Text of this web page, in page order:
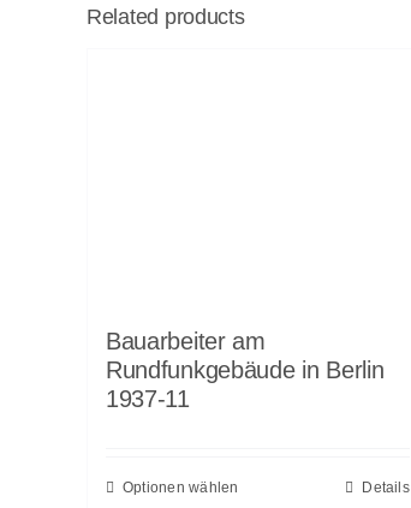
Related products
Bauarbeiter am
Rundfunkgebäude in Berlin
1937-11
Optionen wählen Details